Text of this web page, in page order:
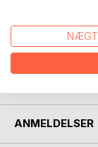
FORFATTER
ANMELDELSER
NÆGT